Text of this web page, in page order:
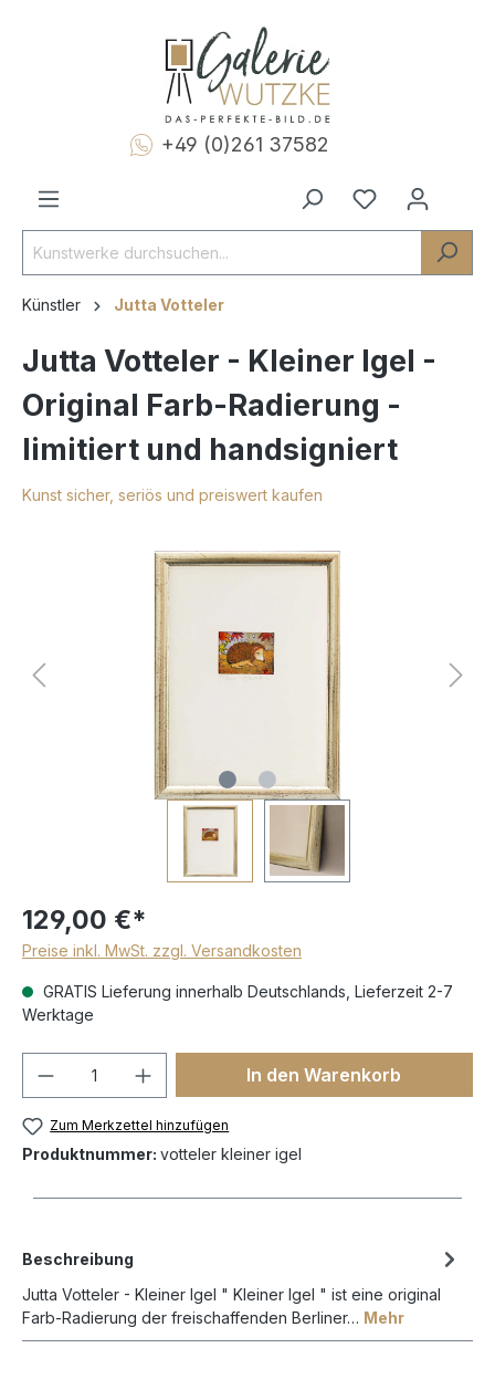
+49 (0)261 37582
Künstler Jutta Votteler
Jutta Votteler - Kleiner Igel -
Original Farb-Radierung -
limitiert und handsigniert
Kunst sicher, seriös und preiswert kaufen
129,00 €*
Preise inkl. MwSt. zzgl. Versandkosten
GRATIS Lieferung innerhalb Deutschlands, Lieferzeit 2-7
Werktage
In den Warenkorb
Zum Merkzettel hinzufügen
Produktnummer: votteler kleiner igel
Beschreibung
Jutta Votteler - Kleiner Igel " Kleiner Igel " ist eine original
Farb-Radierung der freischaffenden Berliner… Mehr